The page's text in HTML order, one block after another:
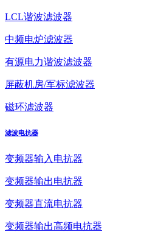
LCL谐波滤波器
中频电炉滤波器
有源电力谐波滤波器
屏蔽机房/军标滤波器
磁环滤波器
滤波电抗器
变频器输入电抗器
变频器输出电抗器
变频器直流电抗器
变频器输出高频电抗器